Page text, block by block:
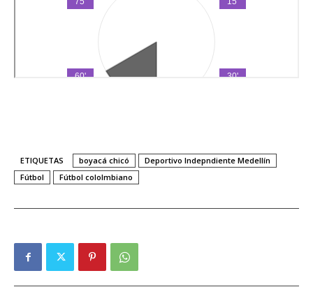
ETIQUETAS boyacá chicó
Deportivo Indepndiente Medellín
Fútbol
Fútbol cololmbiano